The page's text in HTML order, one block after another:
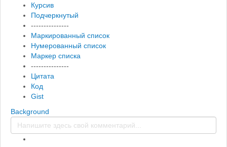
Курсив
Подчеркнутый
---------------
Маркированный список
Нумерованный список
Маркер списка
---------------
Цитата
Код
Gist
Background